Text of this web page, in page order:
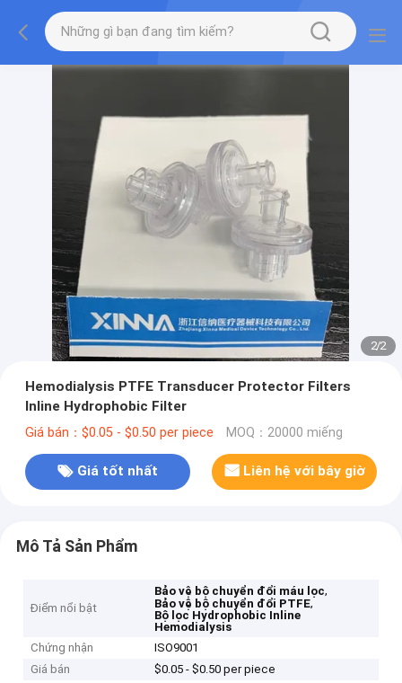
2/2
Hemodialysis PTFE Transducer Protector Filters
Inline Hydrophobic Filter
Giá bán：$0.05 - $0.50 per piece MOQ：20000 miếng
Giá tốt nhất Liên hệ với bây giờ
Mô Tả Sản Phẩm
Điểm nổi bật
Bảo vệ bộ chuyển đổi máu lọc,
Bảo vệ bộ chuyển đổi PTFE,
Bộ lọc Hydrophobic Inline
Hemodialysis
Chứng nhận
ISO9001
Giá bán
$0.05 - $0.50 per piece